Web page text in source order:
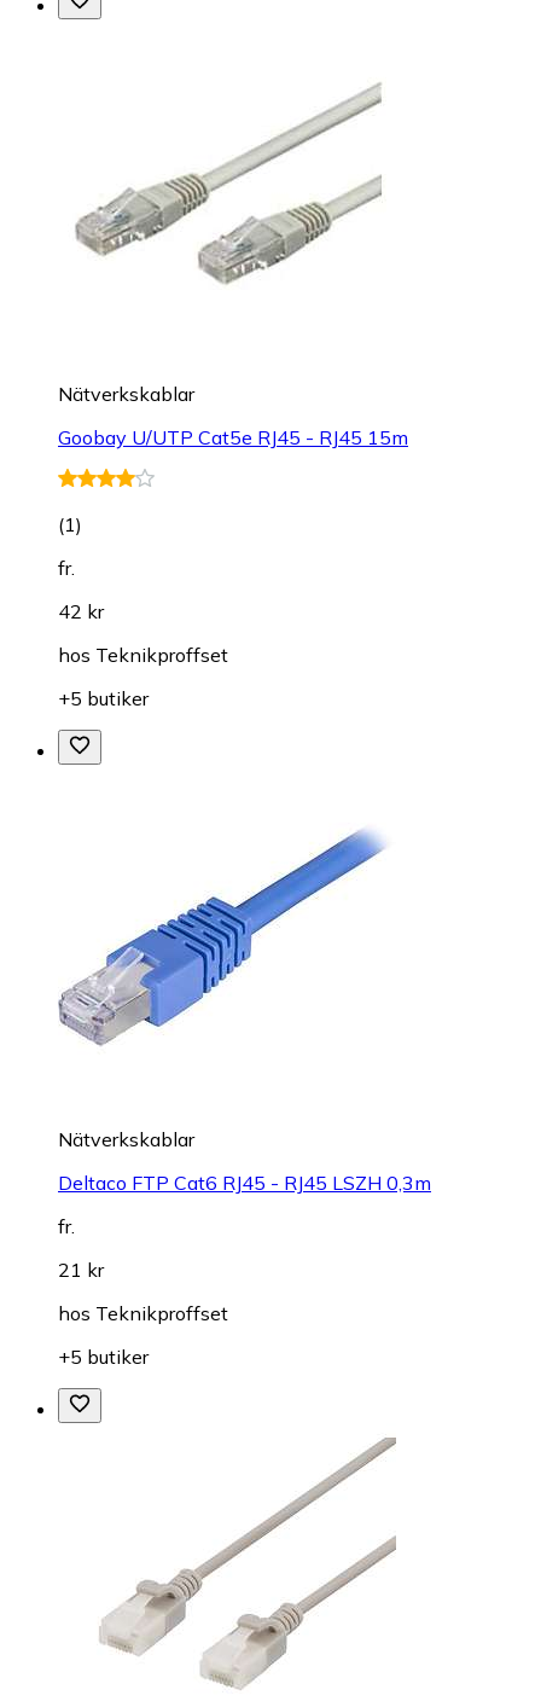
Nätverkskablar
Goobay U/UTP Cat5e RJ45 - RJ45 15m
(1)
fr.
42 kr
hos Teknikproffset
+5 butiker
Nätverkskablar
Deltaco FTP Cat6 RJ45 - RJ45 LSZH 0,3m
fr.
21 kr
hos Teknikproffset
+5 butiker